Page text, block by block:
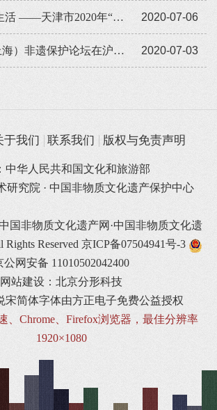
2020-07-06
非遗赋彩 健康生活 ——天津市2020年“文化和自然遗产日”活动回顾
2020-07-03
第八届国际（上海）非遗保护论坛在沪举行
于我们 联系我们 版权与免责声明
中华人民共和国文化和旅游部
研究院 · 中国非物质文化遗产保护中心
国非物质文化遗产网·中国非物质文化遗
Reserved 京ICP备07504941号-3
公网安备 11010502042400
网站建设：北京分形科技
宋简体字体由方正电子免费公益授权
、Chrome、Firefox浏览器，最佳分辨率
1920×1080